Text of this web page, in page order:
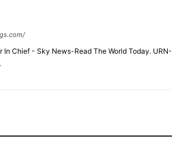
In Chief - Sky News-Read The World Today.